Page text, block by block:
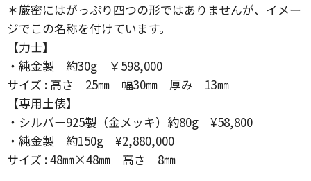
＊厳密にはがっぷり四つの形ではありませんが、イメー
ジでこの名称を付けています。
【力士】
・純金製 約30g ￥598,000
サイズ : 高さ 25㎜ 幅30㎜ 厚み 13㎜
【専用土俵】
・シルバー925製（金メッキ）約80g ¥58,800
・純金製 約150g ¥2,880,000
サイズ : 48㎜×48㎜ 高さ 8㎜